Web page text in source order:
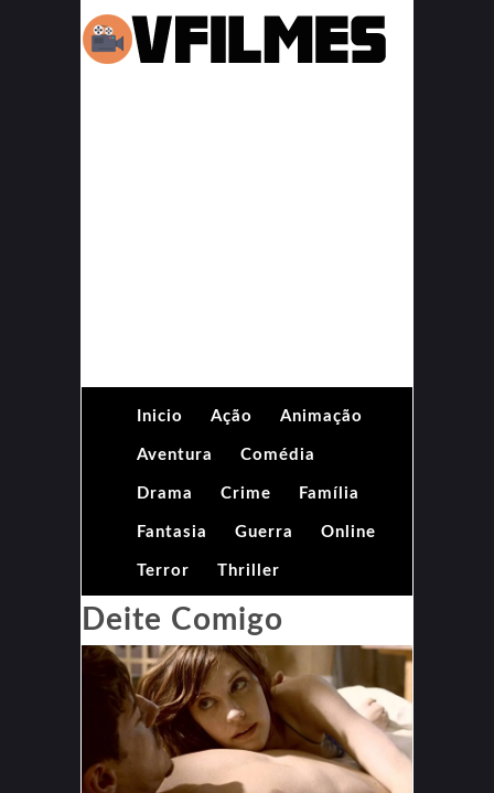
Inicio Ação Animação
Aventura Comédia
Drama Crime Família
Fantasia Guerra Online
Terror Thriller
Deite Comigo